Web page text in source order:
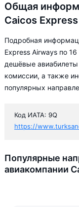
Общая
Caicos
Подробная
Express Airways по
дешёвые авиабилеты
комиссии, а также
популярных
Код ИАТА: 9Q
https://
Популярные
авиакомпании